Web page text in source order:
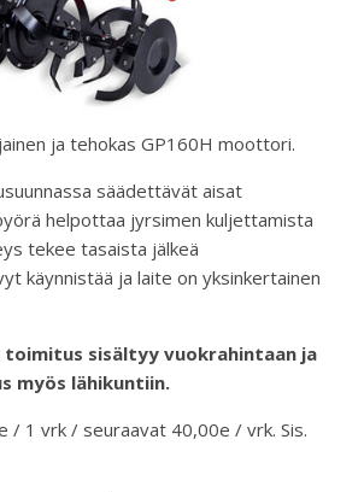
ja tehokas GP160H moottori.
säädettävät aisat
helpottaa jyrsimen kuljettamista
tekee tasaista jälkeä
käynnistää ja laite on yksinkertainen
toimitus sisältyy vuokrahintaan ja
myös lähikuntiin.
/ 1 vrk / seuraavat 40,00e / vrk. Sis.